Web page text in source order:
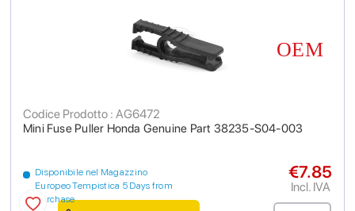
Mini Fuse Puller Honda Genuine Part 38235-S04-003
Codice Prodotto : AG6472
Disponibile nel Magazzino
Europeo Tempistica 5 Days from
purchase
€7.85
Incl. IVA